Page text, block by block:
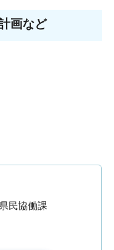
画など
民協働課